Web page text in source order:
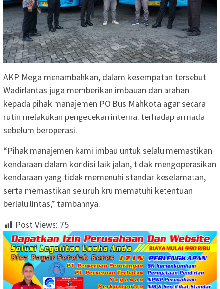
AKP Mega menambahkan, dalam kesempatan tersebut
Wadirlantas juga memberikan imbauan dan arahan
kepada pihak manajemen PO Bus Mahkota agar secara
rutin melakukan pengecekan internal terhadap armada
sebelum beroperasi.
“Pihak manajemen kami imbau untuk selalu memastikan
kendaraan dalam kondisi laik jalan, tidak mengoperasikan
kendaraan yang tidak memenuhi standar keselamatan,
serta memastikan seluruh kru mematuhi ketentuan
berlalu lintas,” tambahnya.
Post Views: 75